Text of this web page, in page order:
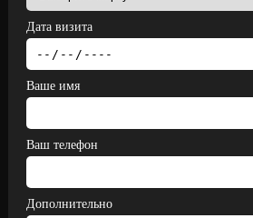
Дата визита
Ваше имя
Ваш телефон
Дополнительно